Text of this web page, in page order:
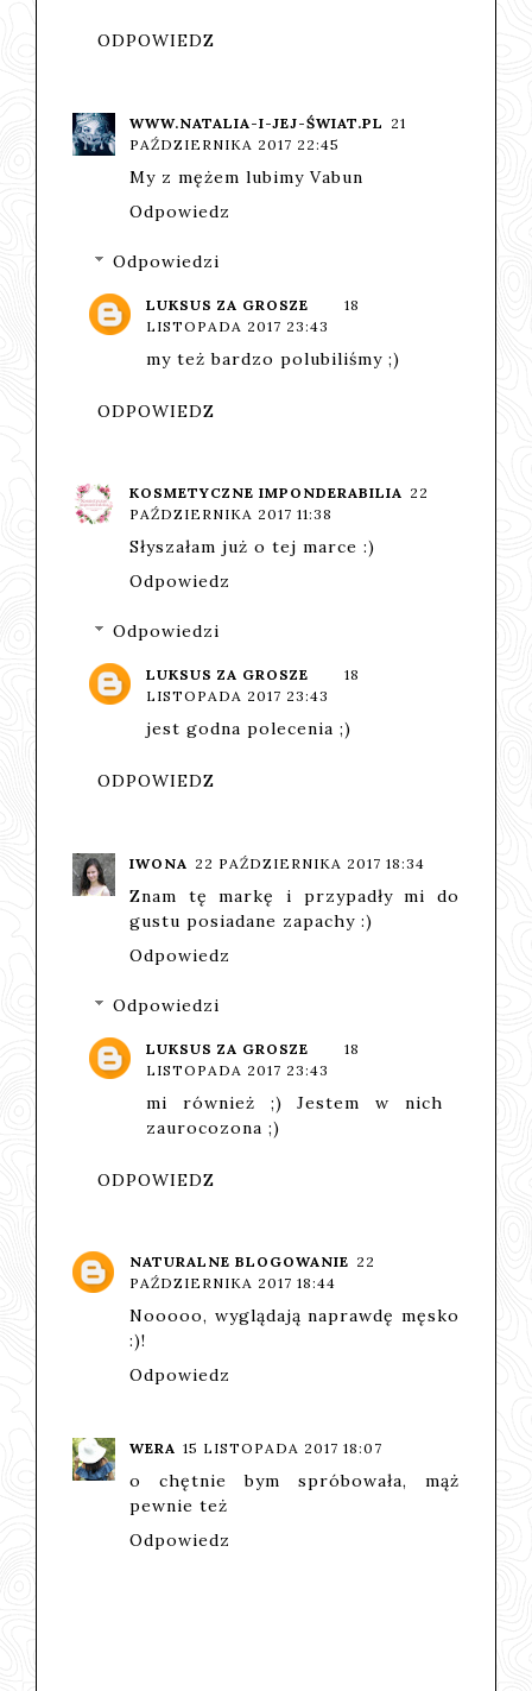
ODPOWIEDZ
WWW.NATALIA-I-JEJ-ŚWIAT.PL 21
PAŹDZIERNIKA 2017 22:45
My z mężem lubimy Vabun
Odpowiedz
Odpowiedzi
LUKSUS ZA GROSZE
18
LISTOPADA 2017 23:43
my też bardzo polubiliśmy ;)
ODPOWIEDZ
KOSMETYCZNE IMPONDERABILIA 22
PAŹDZIERNIKA 2017 11:38
Słyszałam już o tej marce :)
Odpowiedz
Odpowiedzi
LUKSUS ZA GROSZE
18
LISTOPADA 2017 23:43
jest godna polecenia ;)
ODPOWIEDZ
IWONA 22 PAŹDZIERNIKA 2017 18:34
Znam tę markę i przypadły mi do
gustu posiadane zapachy :)
Odpowiedz
Odpowiedzi
LUKSUS ZA GROSZE
18
LISTOPADA 2017 23:43
mi również ;) Jestem w nich
zaurocozona ;)
ODPOWIEDZ
NATURALNE BLOGOWANIE 22
PAŹDZIERNIKA 2017 18:44
Nooooo, wyglądają naprawdę męsko
:)!
Odpowiedz
WERA 15 LISTOPADA 2017 18:07
o chętnie bym spróbowała, mąż
pewnie też
Odpowiedz